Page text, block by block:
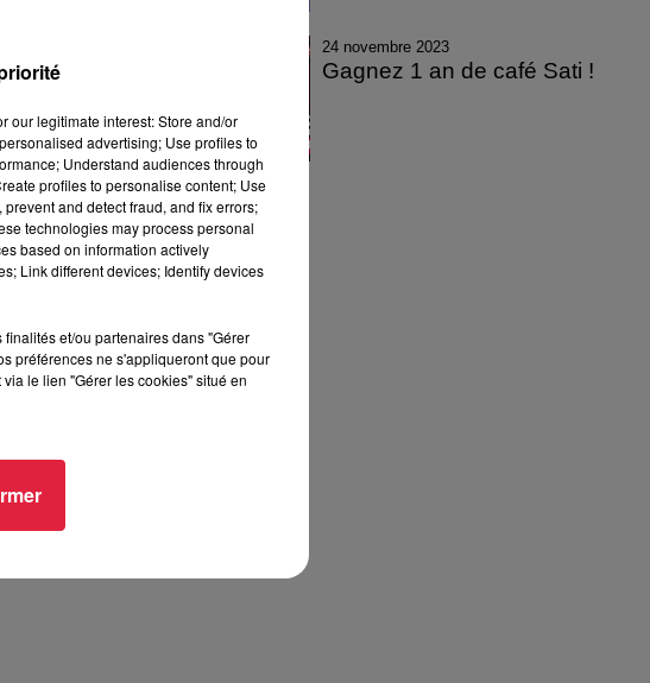
24 novembre 2023
Gagnez 1 an de café Sati !
our legitimate interest: Store and/or
advertising; Use profiles to
Understand audiences through
profiles to personalise content; Use
and detect fraud, and fix errors;
technologies may process personal
based on information actively
Link different devices; Identify devices
et/ou partenaires dans "Gérer
préférences ne s'appliqueront que pour
le lien "Gérer les cookies" situé en